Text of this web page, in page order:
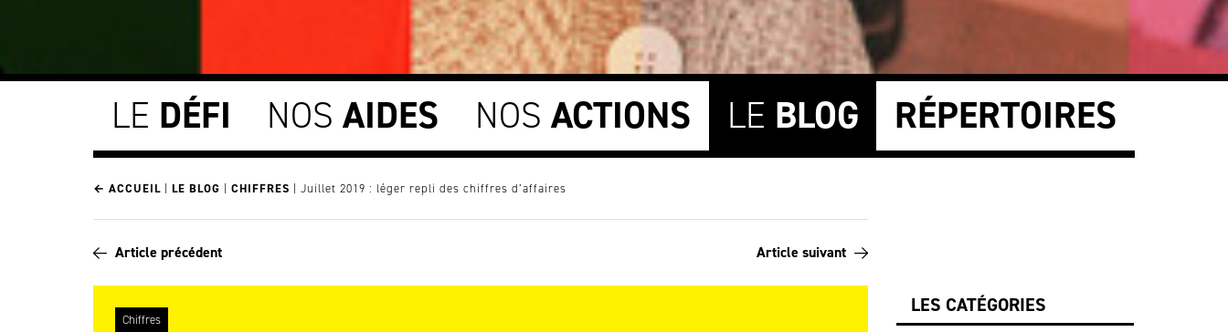
LE DÉFI NOSAIDES NOS ACTIONS LE BLOG RÉPERTOIRES
← ACCUEIL | LE BLOG | CHIFFRES | Juillet 2019 : léger repli des chiffres d’affaires
Article précédent Article suivant
Chiffres
LES CATÉGORIES